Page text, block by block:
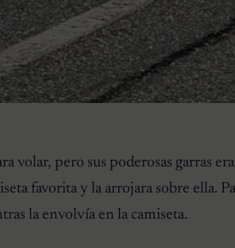
volar, pero sus poderosas garras
favorita y la arrojara sobre ella.
la envolvía en la camiseta.